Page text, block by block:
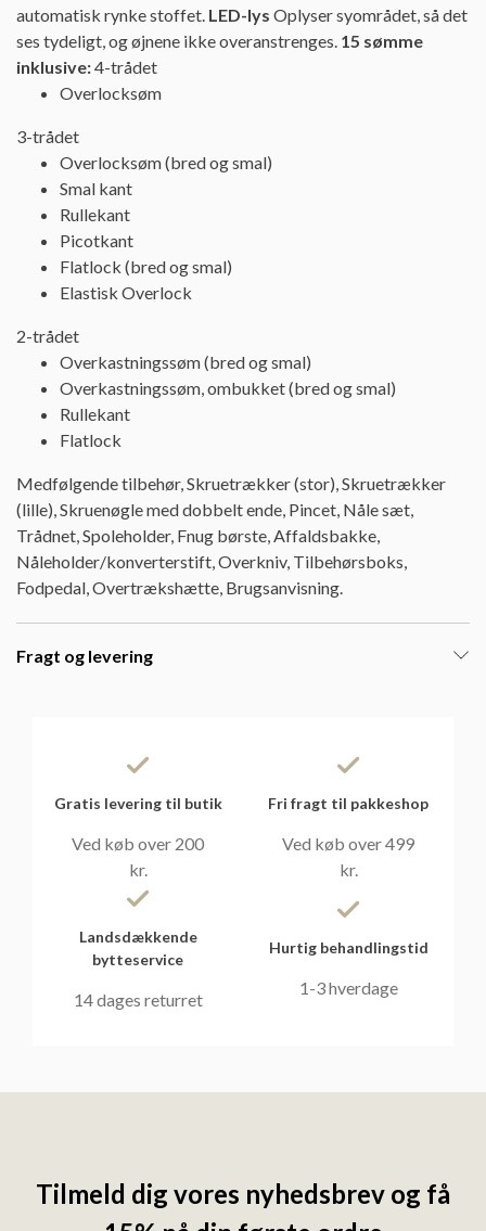
automatisk rynke stoffet. LED-lys Oplyser syområdet, så det
ses tydeligt, og øjnene ikke overanstrenges. 15 sømme
inklusive:4-trådet
Overlocksøm
3-trådet
Overlocksøm (bred og smal)
Smal kant
Rullekant
Picotkant
Flatlock (bred og smal)
Elastisk Overlock
2-trådet
Overkastningssøm (bred og smal)
Overkastningssøm, ombukket (bred og smal)
Rullekant
Flatlock
Medfølgende tilbehør, Skruetrækker (stor), Skruetrækker
(lille), Skruenøgle med dobbelt ende, Pincet, Nåle sæt,
Trådnet, Spoleholder, Fnug børste, Affaldsbakke,
Nåleholder/konverterstift, Overkniv, Tilbehørsboks,
Fodpedal, Overtrækshætte, Brugsanvisning.
Fragt og levering
Gratis levering til butik
Ved køb over 200
kr.
Fri fragt til pakkeshop
Ved køb over 499
kr.
Landsdækkende
bytteservice
14 dages returret
Hurtig behandlingstid
1-3 hverdage
Tilmeld dig vores nyhedsbrev og få